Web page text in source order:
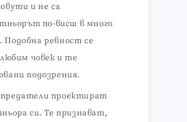
и не са
по-висш в много
ревност се
човек и те
подозрения.
проектират
си. Те признават,